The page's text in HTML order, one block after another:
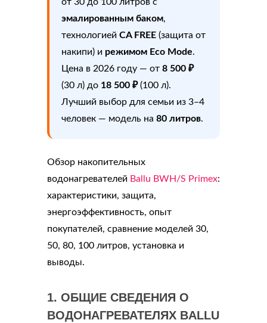
от 30 до 100 литров с
эмалированным баком,
технологией CA FREE (защита от
накипи) и режимом Eco Mode.
Цена в 2026 году — от 8 500 ₽
(30 л) до 18 500 ₽(100 л).
Лучший выбор для семьи из 3–4
человек — модель на 80 литров.
Обзор накопительных
водонагревателей Ballu BWH/S Primex:
характеристики, защита,
энергоэффективность, опыт
покупателей, сравнение моделей 30,
50, 80, 100 литров, установка и
выводы.
1. ОБЩИЕ СВЕДЕНИЯ О
ВОДОНАГРЕВАТЕЛЯХ BALLU